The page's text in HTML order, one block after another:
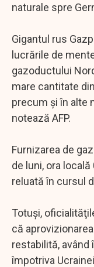
naturale spre
Gigantul rus
lucrările de
gazoductului
mare cantitate
precum şi în alte
notează AFP.
Furnizarea de
de luni, ora
reluată în cursul
Totuşi,
că
restabilită, având
împotriva